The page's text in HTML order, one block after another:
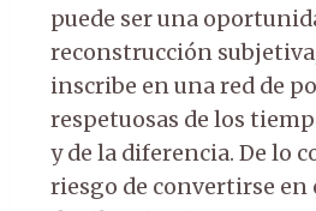
puede ser una
reconstrucción
inscribe en una red de
respetuosas de los
y de la diferencia. De lo
riesgo de convertirse